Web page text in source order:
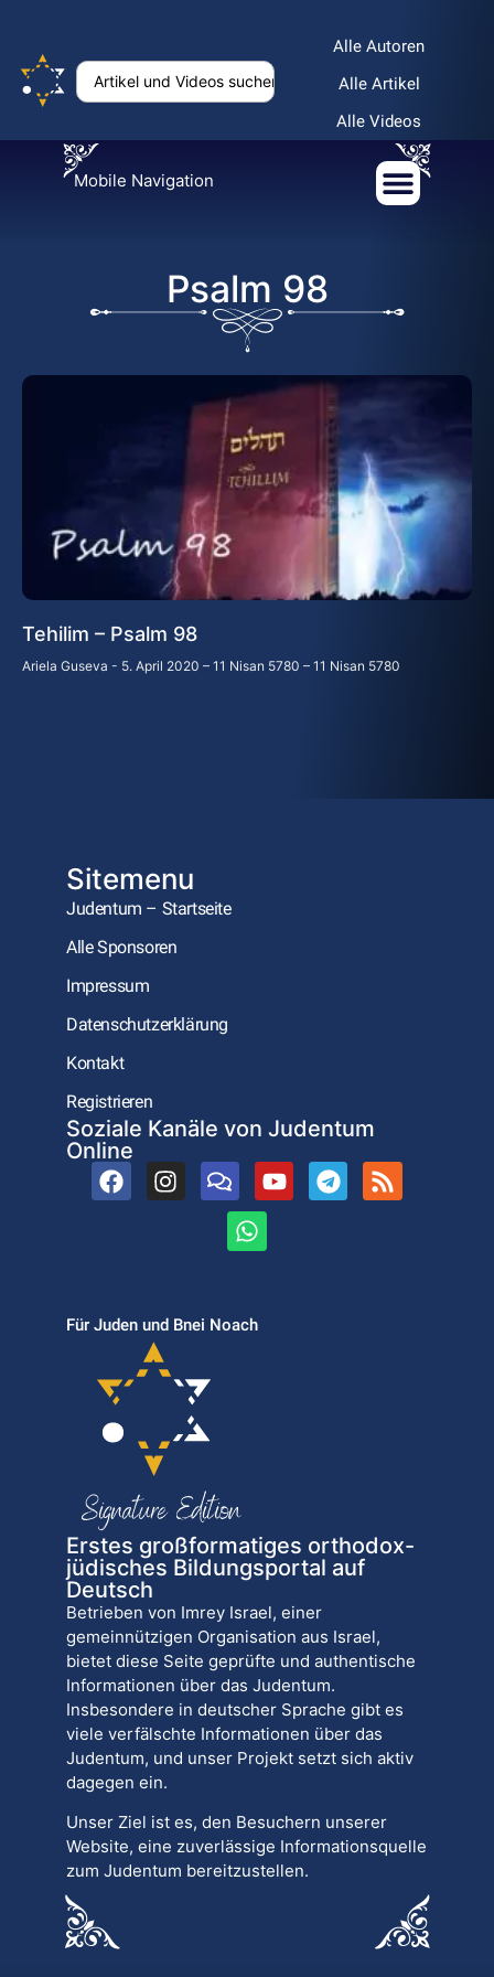
Alle Autoren
Alle Artikel
Alle Videos
Mobile Navigation
Psalm 98
Tehilim – Psalm 98
Ariela Guseva 5. April 2020 – 11 Nisan 5780 – 11 Nisan 5780
Sitemenu
Judentum – Startseite
Alle Sponsoren
Impressum
Datenschutzerklärung
Kontakt
Registrieren
Soziale Kanäle von Judentum
Online
Für Juden und Bnei Noach
Erstes großformatiges orthodox-
jüdisches Bildungsportal auf
Deutsch
Betrieben von Imrey Israel, einer
gemeinnützigen Organisation aus Israel,
bietet diese Seite geprüfte und authentische
Informationen über das Judentum.
Insbesondere in deutscher Sprache gibt es
viele verfälschte Informationen über das
Judentum, und unser Projekt setzt sich aktiv
dagegen ein.
Unser Ziel ist es, den Besuchern unserer
Website, eine zuverlässige Informationsquelle
zum Judentum bereitzustellen.